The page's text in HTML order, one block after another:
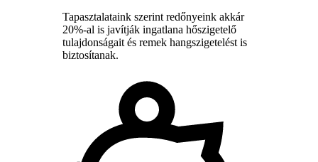
Tapasztalataink szerint redőnyeink akkár
20%-al is javítják ingatlana hőszigetelő
tulajdonságait és remek hangszigetelést is
biztosítanak.